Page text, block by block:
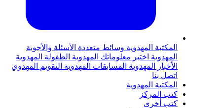
المهدويةوسائط متعددةالأسئلة والأجوبة
اختبر معلوماتك المهدويةالطفولة المهدوية
المهدويةالمسابقات المهدويةالتقويم المهدوي
المهدوية